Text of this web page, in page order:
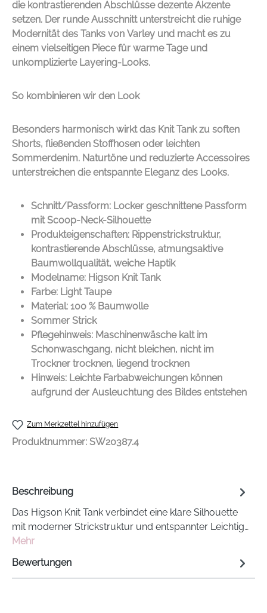
die kontrastierenden Abschlüsse dezente Akzente
setzen. Der runde Ausschnitt unterstreicht die ruhige
Modernität des Tanks von Varley und macht es zu
einem vielseitigen Piece für warme Tage und
unkomplizierte Layering-Looks.
So kombinieren wir den Look
Besonders harmonisch wirkt das Knit Tank zu soften
Shorts, fließenden Stoffhosen oder leichten
Sommerdenim. Naturtöne und reduzierte Accessoires
unterstreichen die entspannte Eleganz des Looks.
Schnitt/Passform: Locker geschnittene Passform
mit Scoop-Neck-Silhouette
Produkteigenschaften: Rippenstrickstruktur,
kontrastierende Abschlüsse, atmungsaktive
Baumwollqualität, weiche Haptik
Modelname: Higson Knit Tank
Farbe: Light Taupe
Material: 100 % Baumwolle
Sommer Strick
Pflegehinweis: Maschinenwäsche kalt im
Schonwaschgang, nicht bleichen, nicht im
Trockner trocknen, liegend trocknen
Hinweis: Leichte Farbabweichungen können
aufgrund der Ausleuchtung des Bildes entstehen
Zum Merkzettel hinzufügen
Produktnummer: SW20387.4
Beschreibung
Das Higson Knit Tank verbindet eine klare Silhouette
mit moderner Strickstruktur und entspannter Leichtig…
Mehr
Bewertungen